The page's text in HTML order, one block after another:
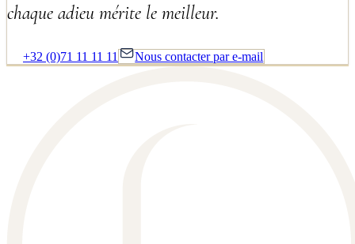
chaque adieu mérite le meilleur.
+32 (0)71 11 11 11 Nous contacter par e-mail